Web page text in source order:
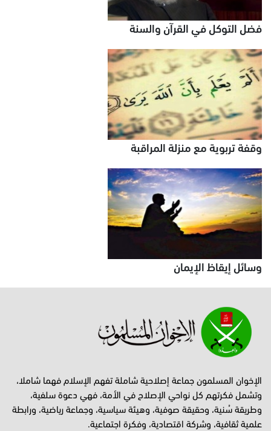
فضل التوكل في القرآن والسنة
وقفة تربوية مع منزلة المراقبة
وسائل إيقاظ الإيمان
الإخوان المسلمون جماعة إصلاحية شاملة تفهم الإسلام فهما شاملا،
وتشمل فكرتهم كل نواحي الإصلاح في الأمة، فهي دعوة سلفية،
وطريقة سُنية، وحقيقة صوفية، وهيئة سياسية، وجماعة رياضية، ورابطة
علمية ثقافية، وشركة اقتصادية، وفكرة اجتماعية.